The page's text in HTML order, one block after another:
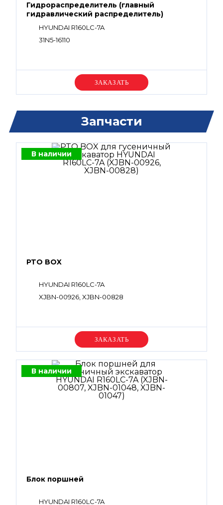
Гидрораспределитель (главный
гидравлический распределитель)
HYUNDAI R160LC-7A
31N5-16110
Уточняйте цену
Запчасти
В наличии
PTO BOX
HYUNDAI R160LC-7A
XJBN-00926, XJBN-00828
Уточняйте цену
В наличии
Блок поршней
HYUNDAI R160LC-7A